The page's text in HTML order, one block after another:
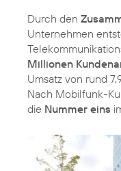
Durch den
Unternehmen
Millionen
Umsatz von rund
Nach Mobilfunk-
die Nummer eins